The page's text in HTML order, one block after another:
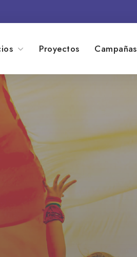
Proyectos Campañas